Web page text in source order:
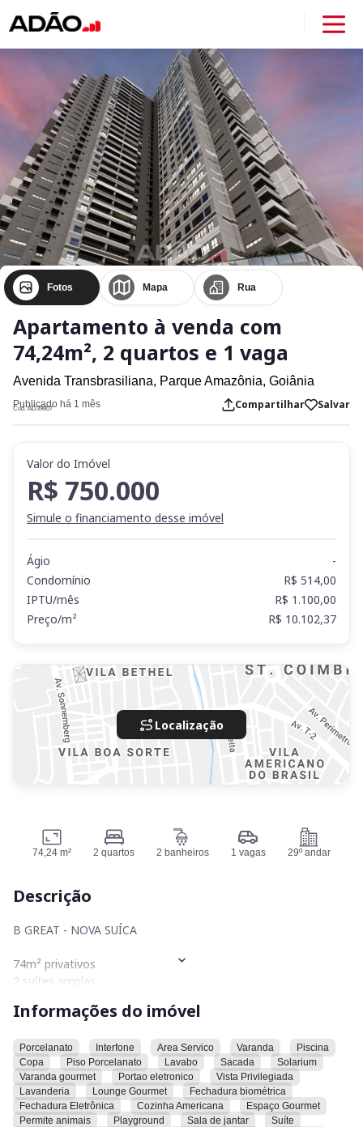
Fotos Mapa Rua
Apartamento à venda com
74,24m², 2 quartos e 1 vaga
Avenida Transbrasiliana, Parque Amazônia, Goiânia
Publicado há 1 mês
Cod. AD39807 Compartilhar Salvar
Valor do Imóvel
R$ 750.000
Simule o financiamento desse imóvel
Ágio
-
Condomínio
R$ 514,00
IPTU/mês
R$ 1.100,00
Preço/m²
R$ 10.102,37
Localização
74,24 m² 2 quartos 2 banheiros 1 vagas 29º andar
Descrição
B GREAT - NOVA SUÍCA
74m² privativos
2 suítes amplas
Cozinha integrada com bancada em granito
Fechadura eletrônica na entrada
Infraestrutura para ar-condicionado nos quartos e sala
1 vaga de garagem
Área de Lazer completa, moderna, prédio novo!
Informações do imóvel
Porcelanato Interfone Area Servico Varanda
Piscina
Copa
Piso Porcelanato Lavabo Sacada
Solarium
Varanda gourmet
Portao eletronico
Vista Privilegiada
Lavanderia
Lounge Gourmet
Fechadura biométrica
Fechadura Eletrônica
Cozinha Americana
Espaço Gourmet
Permite animais
Playground Sala de jantar
Suíte